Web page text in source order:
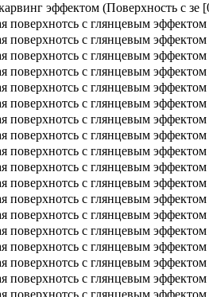
эффектом (Поверхность с зе
поверхнотсь с глянцевым эффектом
поверхнотсь с глянцевым эффектом
поверхнотсь с глянцевым эффектом
поверхнотсь с глянцевым эффектом
поверхнотсь с глянцевым эффектом
поверхнотсь с глянцевым эффектом
поверхнотсь с глянцевым эффектом
поверхнотсь с глянцевым эффектом
поверхнотсь с глянцевым эффектом
поверхнотсь с глянцевым эффектом
поверхнотсь с глянцевым эффектом
поверхнотсь с глянцевым эффектом
поверхнотсь с глянцевым эффектом
поверхнотсь с глянцевым эффектом
поверхнотсь с глянцевым эффектом
поверхнотсь с глянцевым эффектом
поверхнотсь с глянцевым эффектом